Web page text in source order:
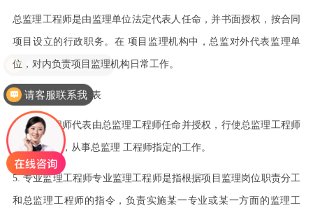
总监理工程师是由监理单位法定代表人任命，并书面授权，按合同
项目设立的行政职务。在 项目监理机构中，总监对外代表监理单
位，对内负责项目监理机构日常工作。
4. 总监理工程师代表
总监理工程师代表由总监理工程师任命并授权，行使总监理工程师
授予的权力，从事总监理 工程师指定的工作。
5.专业监理工程师专业监理工程师是指根据项目监理岗位职责分工
和总监理工程师的指令，负责实施某一专业或某一方面的监理工
请客服联系我